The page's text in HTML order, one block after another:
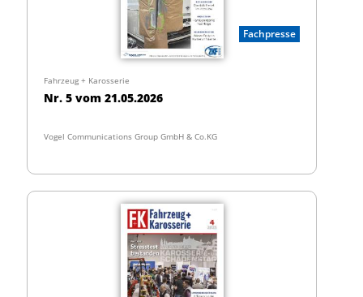
Fachpresse
Fahrzeug + Karosserie
Nr. 5 vom 21.05.2026
Vogel Communications Group GmbH & Co.KG